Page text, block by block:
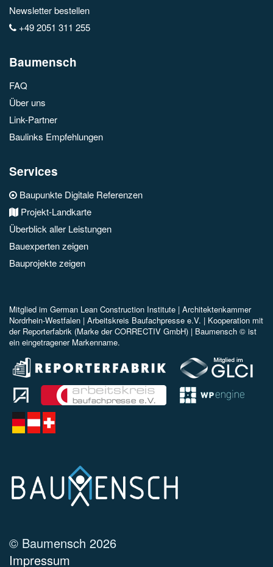
Newsletter bestellen
+49 2051 311 255
Baumensch
FAQ
Über uns
Link-Partner
Baulinks Empfehlungen
Services
Baupunkte Digitale Referenzen
Projekt-Landkarte
Überblick aller Leistungen
Bauexperten zeigen
Bauprojekte zeigen
Mitglied im German Lean Construction Institute | Architektenkammer
Nordrhein-Westfalen | Arbeitskreis Baufachpresse e.V. | Kooperation mit
der Reporterfabrik (Marke der CORRECTIV GmbH) | Baumensch © ist
ein eingetragener Markenname.
© Baumensch 2026
Impressum